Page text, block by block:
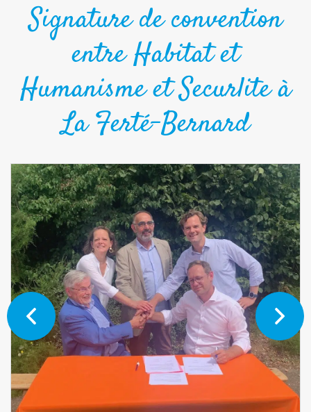
Signature de convention
entre Habitat et
Humanisme et Securlite à
La Ferté-Bernard